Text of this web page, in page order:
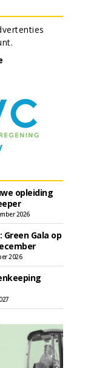
opleiding
2026
Green Gala op
2026